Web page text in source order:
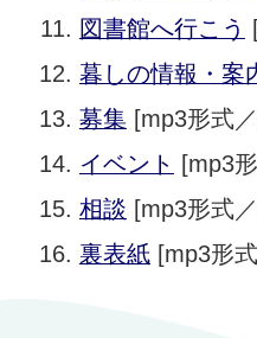
図書館へ行こう
暮しの情報・案
募集 [mp3形式
イベント
[mp3
相談 [mp3形式
裏表紙[mp3形